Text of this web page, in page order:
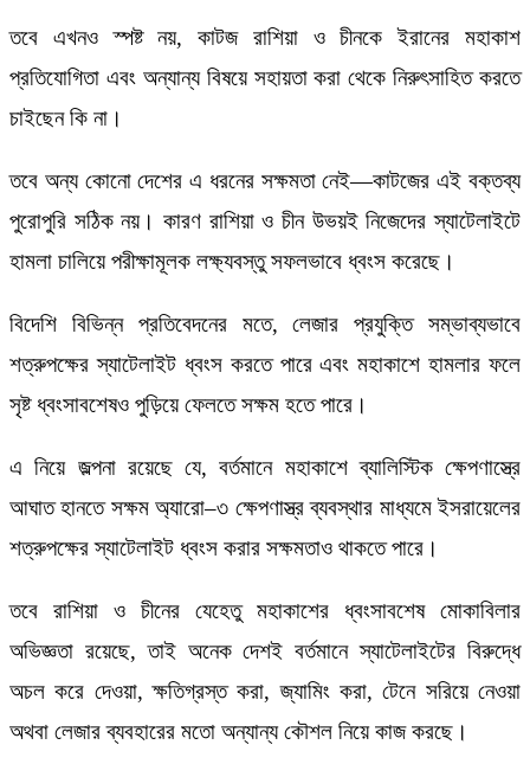
তবে এখনও স্পষ্ট নয়, কাটজ রাশিয়া ও চীনকে ইরানের মহাকাশ
প্রতিযোগিতা এবং অন্যান্য বিষয়ে সহায়তা করা থেকে নিরুৎসাহিত করতে
চাইছেন কি না।
তবে অন্য কোনো দেশের এ ধরনের সক্ষমতা নেই—কাটজের এই বক্তব্য
পুরোপুরি সঠিক নয়। কারণ রাশিয়া ও চীন উভয়ই নিজেদের স্যাটেলাইটে
হামলা চালিয়ে পরীক্ষামূলক লক্ষ্যবস্তু সফলভাবে ধ্বংস করেছে।
বিদেশি বিভিন্ন প্রতিবেদনের মতে, লেজার প্রযুক্তি সম্ভাব্যভাবে
শত্রুপক্ষের স্যাটেলাইট ধ্বংস করতে পারে এবং মহাকাশে হামলার ফলে
সৃষ্ট ধ্বংসাবশেষও পুড়িয়ে ফেলতে সক্ষম হতে পারে।
এ নিয়ে জল্পনা রয়েছে যে, বর্তমানে মহাকাশে ব্যালিস্টিক ক্ষেপণাস্ত্রে
আঘাত হানতে সক্ষম অ্যারো–৩ ক্ষেপণাস্ত্র ব্যবস্থার মাধ্যমে ইসরায়েলের
শত্রুপক্ষের স্যাটেলাইট ধ্বংস করার সক্ষমতাও থাকতে পারে।
তবে রাশিয়া ও চীনের যেহেতু মহাকাশের ধ্বংসাবশেষ মোকাবিলার
অভিজ্ঞতা রয়েছে, তাই অনেক দেশই বর্তমানে স্যাটেলাইটের বিরুদ্ধে
অচল করে দেওয়া, ক্ষতিগ্রস্ত করা, জ্যামিং করা, টেনে সরিয়ে নেওয়া
অথবা লেজার ব্যবহারের মতো অন্যান্য কৌশল নিয়ে কাজ করছে।